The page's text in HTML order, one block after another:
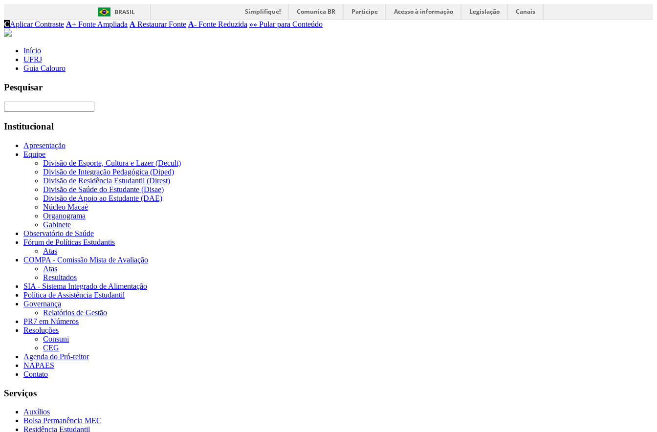
BRASIL Simplifique! Comunica BR Participe Acesso à informação Legislação
Canais
CAplicar Contraste A+ Fonte Ampliada A Restaurar Fonte A- Fonte Reduzida »» Pular para Conteúdo
Início
UFRJ
Guia Calouro
Pesquisar
Institucional
Apresentação
Equipe
Divisão de Esporte, Cultura e Lazer (Decult)
Divisão de Integração Pedagógica (Diped)
Divisão de Residência Estudantil (Direst)
Divisão de Saúde do Estudante (Disae)
Divisão de Apoio ao Estudante (DAE)
Núcleo Macaé
Organograma
Gabinete
Observatório de Saúde
Fórum de Políticas Estudantis
Atas
COMPA - Comissão Mista de Avaliação
Atas
Resultados
SIA - Sistema Integrado de Alimentação
Política de Assistência Estudantil
Governança
Relatórios de Gestão
PR7 em Números
Resoluções
Consuni
CEG
Agenda do Pró-reitor
NAPAES
Contato
Serviços
Auxílios
Bolsa Permanência MEC
Residência Estudantil